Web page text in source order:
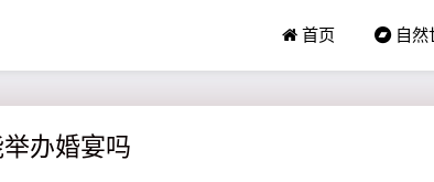
首页 自然
办婚宴吗